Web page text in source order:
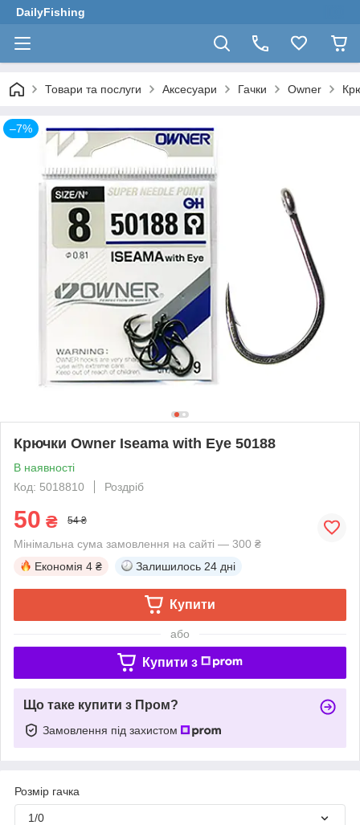
DailyFishing
Товари та послуги Аксесуари Гачки Owner
–7%
Крючки Owner Iseama with Eye 50188
В наявності
Код: 5018810
Роздріб
50 ₴ 54 ₴
Мінімальна сума замовлення на сайті — 300 ₴
Економія 4 ₴ Залишилось 24 дні
Купити
або
Купити з
Що таке купити з Пром?
Замовлення під захистом
Розмір гачка
1/0